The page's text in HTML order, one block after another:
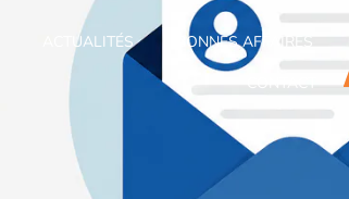
ACTUALITÉS
BONNES AFFAIRES
CONTACT